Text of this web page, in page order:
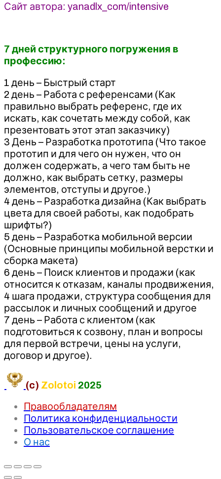
(2026)
Сайт автора: yanadlx_com/intensive
7 дней структурного погружения в
профессию:
1 день – Быстрый старт
2 день – Работа с референсами (Как
правильно выбрать референс, где их
искать, как сочетать между собой, как
презентовать этот этап заказчику)
3 День – Разработка прототипа (Что такое
прототип и для чего он нужен, что он
должен содержать, а чего там быть не
должно, как выбрать сетку, размеры
элементов, отступы и другое.)
4 день – Разработка дизайна (Как выбрать
цвета для своей работы, как подобрать
шрифты?)
5 день – Разработка мобильной версии
(Основные принципы мобильной верстки и
сборка макета)
6 день – Поиск клиентов и продажи (как
относится к отказам, каналы продвижения,
4 шага продажи, структура сообщения для
рассылок и личных сообщений и другое
7 день – Работа с клиентом (как
подготовиться к созвону, план и вопросы
для первой встречи, цены на услуги,
договор и другое).
(c) Zolotoi 2025
Правообладателям
Политика конфиденциальности
Пользовательское соглашение
О нас